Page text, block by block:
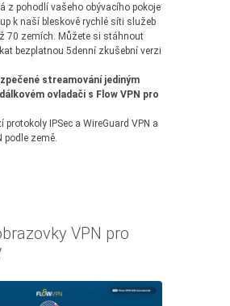
z pohodlí vašeho obývacího pokoje
k naší bleskově rychlé síti služeb
70 zemích. Můžete si stáhnout
bezplatnou 5denní zkušební verzi
streamování jediným
ovladači s Flow VPN pro
protokoly IPSec a WireGuard VPN a
podle země.
VPN pro